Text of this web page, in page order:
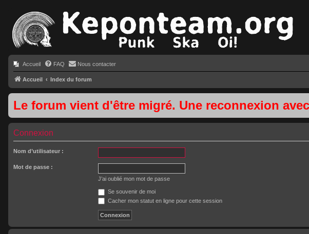
Accueil FAQ Nous contacter
Accueil Index du forum
Le forum vient d'être migré. Une reconnexion
Connexion
Nom d’utilisateur :
Mot de passe :
J’ai oublié mon mot de passe
Se souvenir de moi
Cacher mon statut en ligne pour cette session